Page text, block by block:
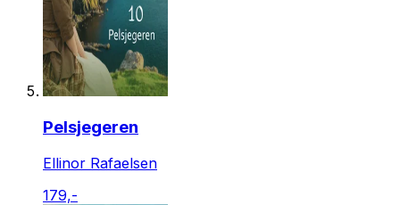
Pelsjegeren
Ellinor Rafaelsen
179,-